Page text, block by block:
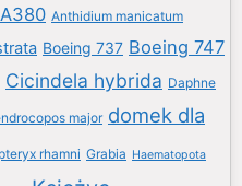
Anthidium manicatum
Boeing 737 Boeing 747
Cicindela hybrida Daphne
major domek dla
rhamni Grabia Haematopota